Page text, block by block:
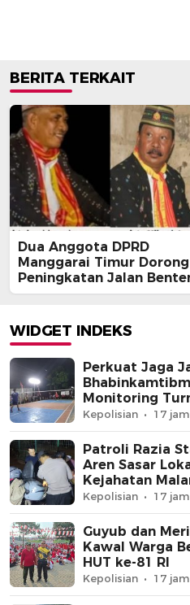
BERITA TERKAIT
Dua Anggota DPRD
Manggarai Timur Dorong
Peningkatan Jalan
Jawa – Bawe
WIDGET INDEKS
Perkuat Jaga
Monitoring
Warga
Kepolisian 17
Patroli Razia
Aren Sasar
Kejahatan
Kepolisian 17
Guyub dan
Kawal Warga
HUT ke-81 RI
Kepolisian 17